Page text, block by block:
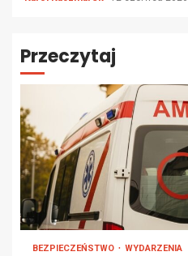
Przeczytaj
BEZPIECZEŃSTWO WYDARZENIA